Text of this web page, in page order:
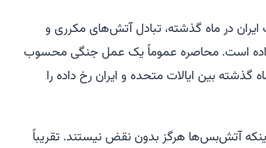
در ماه گذشته، تبادل آتش‌های مکرری و
داده است. محاصره عموماً یک عمل جنگی محسوب
بین ایالات متحده و ایران رخ داده را
آتش‌بس‌ها هرگز بدون نقض نیستند. تقریباً